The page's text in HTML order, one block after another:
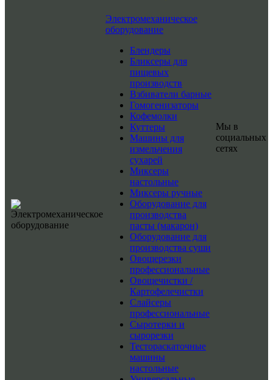
Электромеханическое
оборудование
Блендеры
Бликсеры для
пищевых
производств
Взбиватели барные
Гомогенизаторы
Кофемолки
Куттеры
Машины для
измельчения
сухарей
Миксеры
настольные
Миксеры ручные
Оборудование для
производства
пасты (макарон)
Оборудование для
производства суши
Овощерезки
профессиональные
Овощечистки /
Картофелечистки
Слайсеры
профессиональные
Сыротерки и
сырорезки
Тестораскаточные
машины
настольные
Мы в
социальных
сетях